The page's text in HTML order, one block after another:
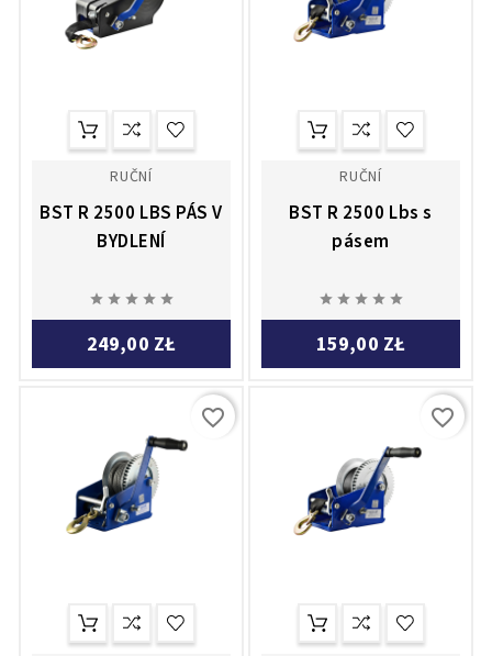
RUČNÍ
BST R 2500 LBS PÁS V
BYDLENÍ
    
249,00 ZŁ
RUČNÍ
BST R 2500 Lbs s
pásem
    
159,00 ZŁ
favorite_border favorite_border